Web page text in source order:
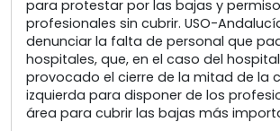
para protestar por las bajas y
profesionales sin cubrir. USO-
denunciar la falta de personal que
hospitales, que, en el caso del
provocado el cierre de la mitad de la
izquierda para disponer de los
área para cubrir las bajas más